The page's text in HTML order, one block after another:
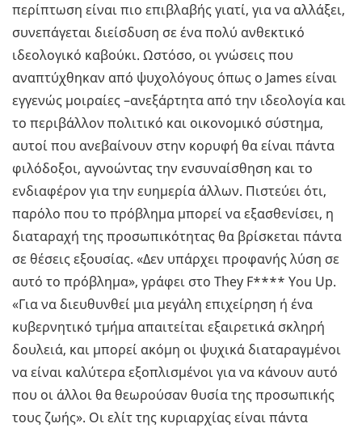
περίπτωση είναι πιο επιβλαβής γιατί, για να αλλάξει,
συνεπάγεται διείσδυση σε ένα πολύ ανθεκτικό
ιδεολογικό καβούκι. Ωστόσο, οι γνώσεις που
αναπτύχθηκαν από ψυχολόγους όπως ο James είναι
εγγενώς μοιραίες –ανεξάρτητα από την ιδεολογία και
το περιβάλλον πολιτικό και οικονομικό σύστημα,
αυτοί που ανεβαίνουν στην κορυφή θα είναι πάντα
φιλόδοξοι, αγνοώντας την ενσυναίσθηση και το
ενδιαφέρον για την ευημερία άλλων. Πιστεύει ότι,
παρόλο που το πρόβλημα μπορεί να εξασθενίσει, η
διαταραχή της προσωπικότητας θα βρίσκεται πάντα
σε θέσεις εξουσίας. «Δεν υπάρχει προφανής λύση σε
αυτό το πρόβλημα», γράφει στο Τhey F**** You Up.
«Για να διευθυνθεί μια μεγάλη επιχείρηση ή ένα
κυβερνητικό τμήμα απαιτείται εξαιρετικά σκληρή
δουλειά, και μπορεί ακόμη οι ψυχικά διαταραγμένοι
να είναι καλύτερα εξοπλισμένοι για να κάνουν αυτό
που οι άλλοι θα θεωρούσαν θυσία της προσωπικής
τους ζωής». Οι ελίτ της κυριαρχίας είναι πάντα